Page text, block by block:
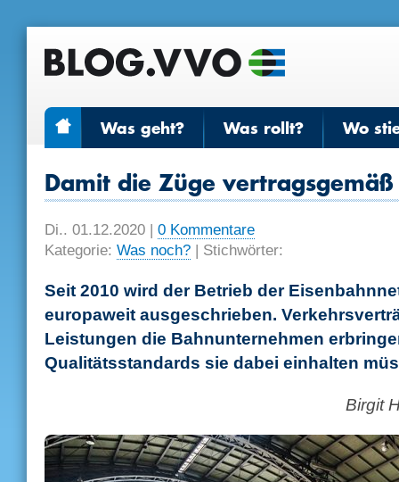
Was geht? Was rollt? Wo
Damit die Züge
Di.. 01.12.2020 | 0 Kommentare
Kategorie: Was noch? | Stichwörter:
Seit 2010 wird der Betrieb der
europaweit ausgeschrieben.
Leistungen die Bahnunternehmen
Qualitätsstandards sie dabei einhalten
Birgit